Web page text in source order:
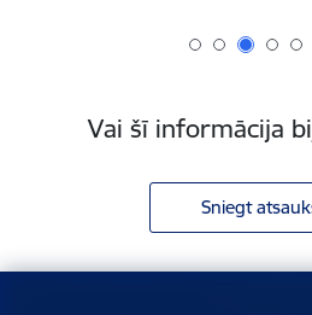
Vai šī informācija
Sniegt